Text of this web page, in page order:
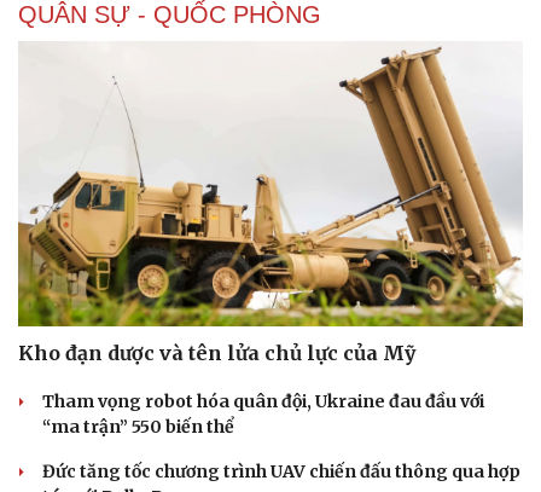
Doanh nghiệp
Thông tin doanh nghiệp
Doanh nghiệp 24h
Doanh nhân
Vì cộng đồng
Công nghệ
Sành điệu
Tin Công nghệ
Trải nghiệm
QUÂN SỰ - QUỐC PHÒNG
Kho đạn dược và tên lửa chủ lực của Mỹ
Tham vọng robot hóa quân đội, Ukraine đau đầu với
“ma trận” 550 biến thể
Đức tăng tốc chương trình UAV chiến đấu thông qua hợp